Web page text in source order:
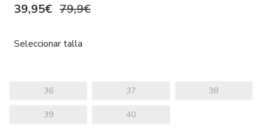
39,95€ 79,9€
Seleccionar talla
36 37 38
39 40